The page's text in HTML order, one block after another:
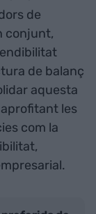
de
conjunt,
de balanç
aquesta
les
com la